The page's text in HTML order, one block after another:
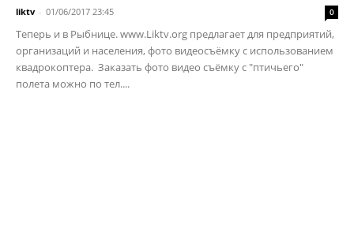
liktv - 01/06/2017 23:45 0
Теперь и в Рыбнице. www.Liktv.org предлагает для предприятий,
организаций и населения, фото видеосъёмку с использованием
квадрокоптера. Заказать фото видео съёмку с "птичьего"
полета можно по тел....